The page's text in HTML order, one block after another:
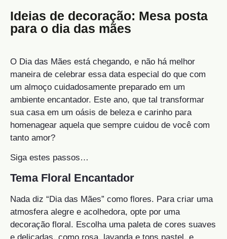
Ideias de decoração: Mesa posta
para o dia das mães
O Dia das Mães está chegando, e não há melhor
maneira de celebrar essa data especial do que com
um almoço cuidadosamente preparado em um
ambiente encantador. Este ano, que tal transformar
sua casa em um oásis de beleza e carinho para
homenagear aquela que sempre cuidou de você com
tanto amor?
Siga estes passos…
Tema Floral Encantador
Nada diz “Dia das Mães” como flores. Para criar uma
atmosfera alegre e acolhedora, opte por uma
decoração floral. Escolha uma paleta de cores suaves